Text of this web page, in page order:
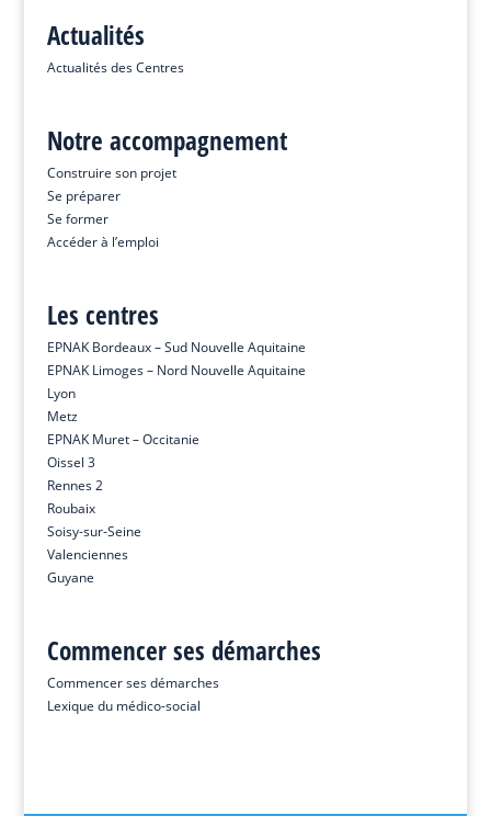
Actualités
Actualités des Centres
Notre accompagnement
Construire son projet
Se préparer
Se former
Accéder à l’emploi
Les centres
EPNAK Bordeaux – Sud Nouvelle Aquitaine
EPNAK Limoges – Nord Nouvelle Aquitaine
Lyon
Metz
EPNAK Muret – Occitanie
Oissel 3
Rennes 2
Roubaix
Soisy-sur-Seine
Valenciennes
Guyane
Commencer ses démarches
Commencer ses démarches
Lexique du médico-social